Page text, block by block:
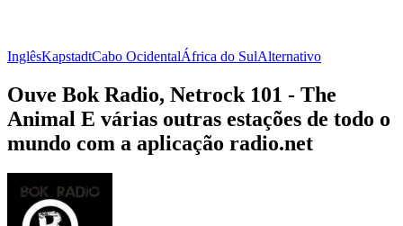
InglêsKapstadtCabo OcidentalÁfrica do SulAlternativo
Ouve Bok Radio, Netrock 101 - The
Animal E várias outras estações de todo o
mundo com a aplicação radio.net